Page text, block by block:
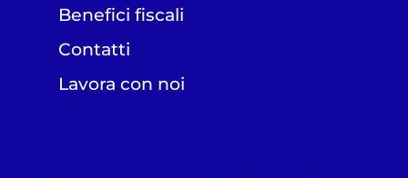
Benefici fiscali
Contatti
Lavora con noi